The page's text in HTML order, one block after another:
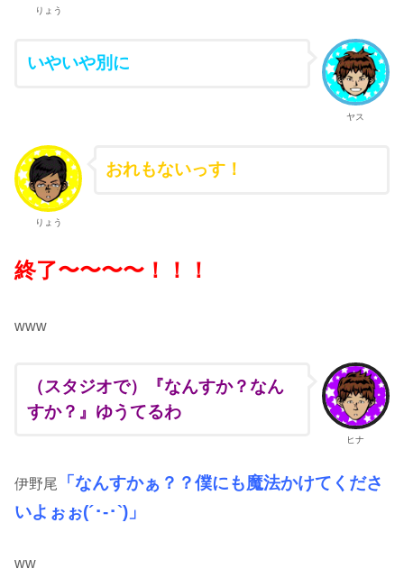
りょう
ヤス
いやいや別に
りょう
おれもないっす！
終了〜〜〜〜！！！
www
ヒナ
（スタジオで）『なんすか？なん
すか？』ゆうてるわ
伊野尾
「なんすかぁ？？僕にも魔法かけてくださ
いよぉぉ(´･-･`)」
ww